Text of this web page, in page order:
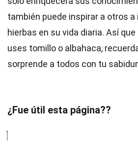
también puede inspirar a otros
hierbas en su vida diaria. Así
uses tomillo o albahaca,
sorprende a todos con tu
¿Fue útil esta página??